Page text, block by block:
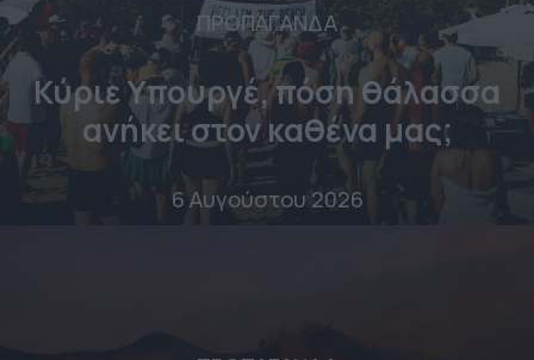
ΠΡΟΠΑΓΑΝΔΑ
Κύριε Υπουργέ, πόση θάλασσα
ανήκει στον καθένα μας;
6 Αυγούστου 2026